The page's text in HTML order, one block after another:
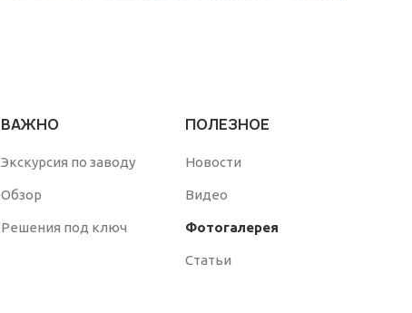
ВАЖНО
Экскурсия по заводу
Обзор
Решения под ключ
ПОЛЕЗНОЕ
Новости
Видео
Фотогалерея
Статьи